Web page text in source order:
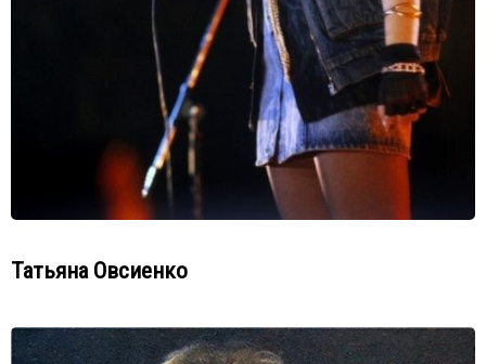
Татьяна Овсиенко